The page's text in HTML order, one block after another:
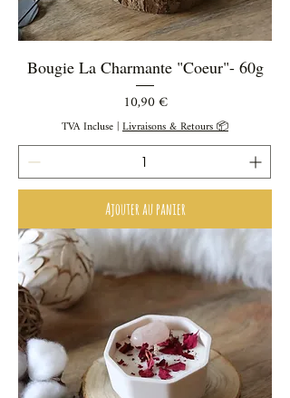
Bougie La Charmante "Coeur"- 60g
Prix
10,90 €
TVA Incluse|Livraisons & Retours 📦
Ajouter au panier